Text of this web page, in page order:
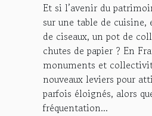
Et si l’avenir du
sur une table de cuisine,
de ciseaux, un pot de
chutes de papier ? En
monuments et
nouveaux leviers pour
parfois éloignés, alors
fréquentation...